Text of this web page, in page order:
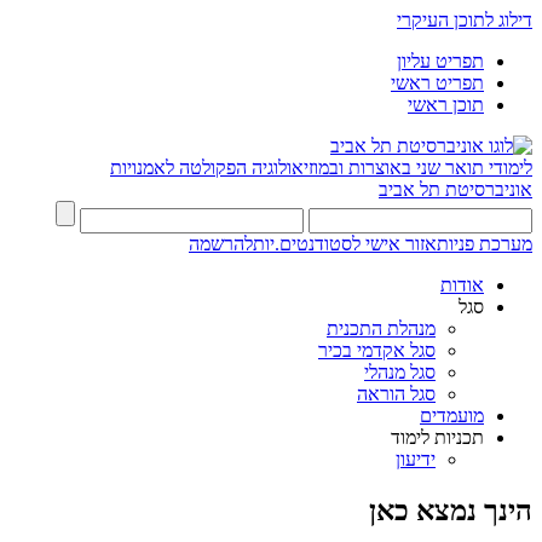
דילוג לתוכן העיקרי
תפריט עליון
תפריט ראשי
תוכן ראשי
לימודי תואר שני באוצרות ובמוזיאולוגיה הפקולטה לאמנויות
אוניברסיטת תל אביב
מערכת פניותאזור אישי לסטודנטים.יותלהרשמה
אודות
סגל
מנהלת התכנית
סגל אקדמי בכיר
סגל מנהלי
סגל הוראה
מועמדים
תכניות לימוד
ידיעון
הינך נמצא כאן